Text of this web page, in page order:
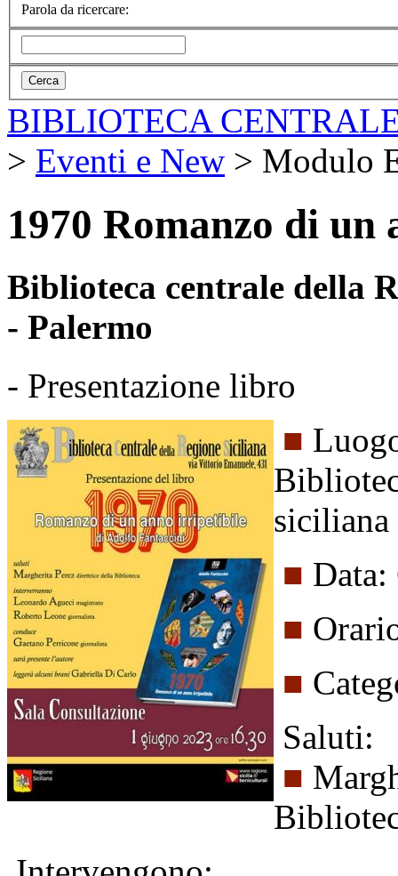
Parola da ricercare:
BIBLIOTECA
> Eventi e New > Modulo
1970 Romanzo di
Biblioteca centrale della
- Palermo
- Presentazione libro
■
siciliana
■
■
■
Saluti:
■